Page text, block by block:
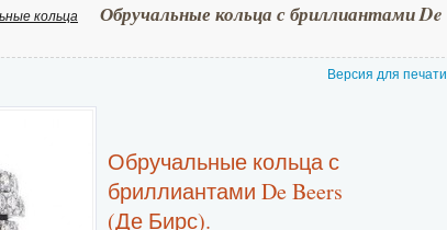
кольца
Обручальные кольца с бриллиантами De
Версия для печати
Обручальные кольца с
бриллиантами De Beers
(Де Бирс).